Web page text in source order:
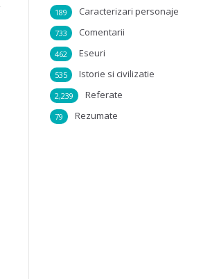
Caracterizari personaje
189
Comentarii
733
Eseuri
462
Istorie si civilizatie
535
Referate
2,239
Rezumate
79